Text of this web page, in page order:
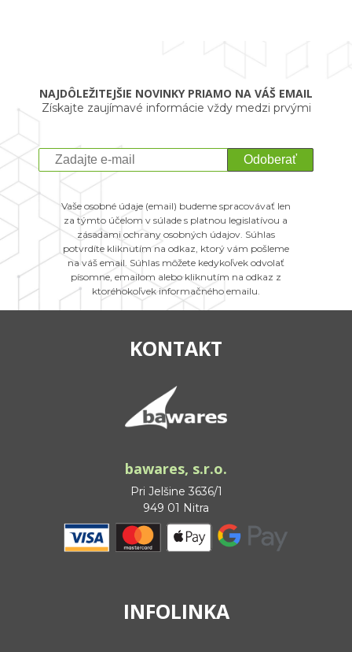
NAJDÔLEŽITEJŠIE NOVINKY PRIAMO NA VÁŠ EMAIL
Získajte zaujímavé informácie vždy medzi prvými
Odoberať
Vaše osobné údaje (email) budeme spracovávať len
za týmto účelom v súlade s platnou legislatívou a
zásadami ochrany osobných údajov. Súhlas
potvrdíte kliknutím na odkaz, ktorý vám pošleme
na váš email. Súhlas môžete kedykoľvek odvolať
písomne, emailom alebo kliknutím na odkaz z
ktoréhokoľvek informačného emailu.
KONTAKT
bawares, s.r.o.
Pri Jelšine 3636/1
949 01 Nitra
INFOLINKA